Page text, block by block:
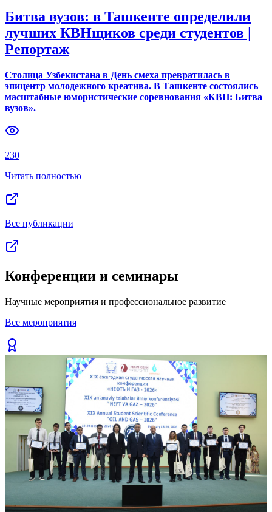
Next slide
Битва вузов: в Ташкенте определили
лучших КВНщиков среди студентов |
Репортаж
Столица Узбекистана в День смеха превратилась в
эпицентр молодежного креатива. В Ташкенте состоялись
масштабные юмористические соревнования «КВН: Битва
вузов».
230
Читать полностью
Все публикации
Конференции и семинары
Научные мероприятия и профессиональное развитие
Все мероприятия